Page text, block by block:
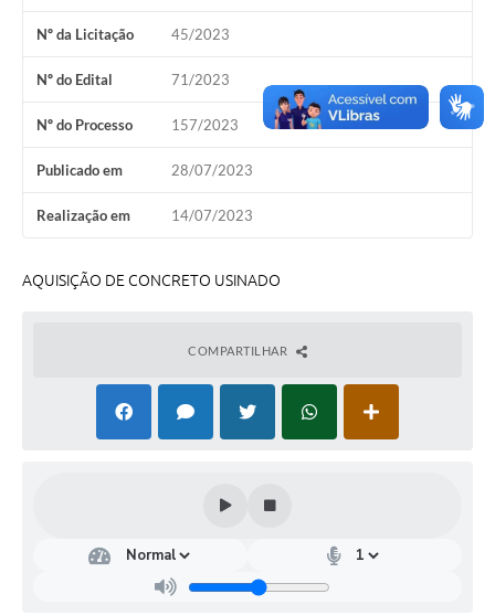
Sites utilitarios
Plantão Farmácias e Saúde
Coleta de exames laboratoriais
Nº da Licitação 45/2023
Nº do Edital 71/2023
Nº do Processo 157/2023
Publicado em 28/07/2023
Realização em 14/07/2023
AQUISIÇÃO DE CONCRETO USINADO
COMPARTILHAR